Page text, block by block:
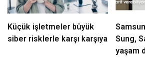
Küçük işletmeler büyük
siber risklerle karşı karşıya
Sung,
yaşam